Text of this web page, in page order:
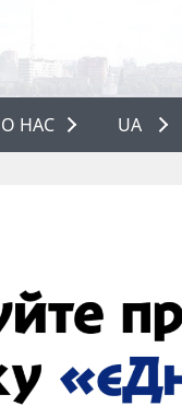
НАС
НАС
UA